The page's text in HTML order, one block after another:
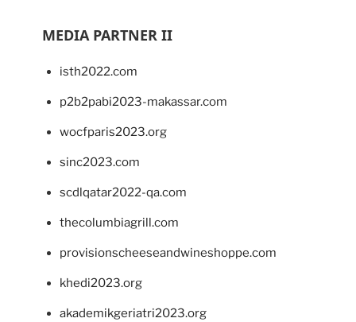
MEDIA PARTNER II
isth2022.com
p2b2pabi2023-makassar.com
wocfparis2023.org
sinc2023.com
scdlqatar2022-qa.com
thecolumbiagrill.com
provisionscheeseandwineshoppe.com
khedi2023.org
akademikgeriatri2023.org